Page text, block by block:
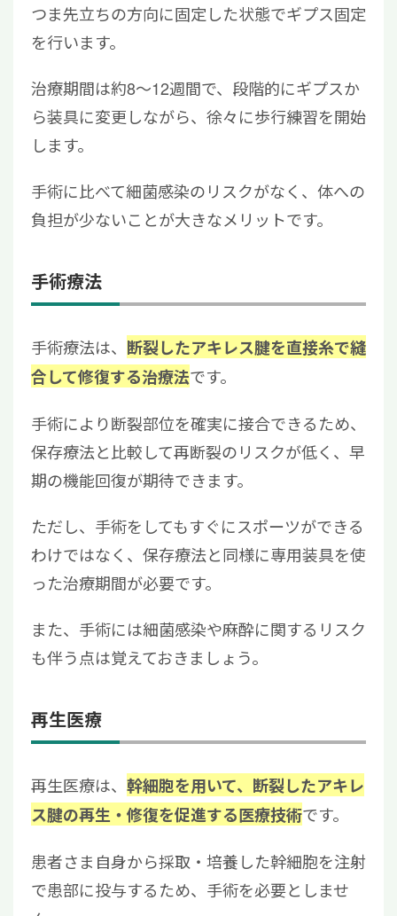
つま先立ちの方向に固定した状態でギプス固定
を行います。
治療期間は約8～12週間で、段階的にギプスか
ら装具に変更しながら、徐々に歩行練習を開始
します。
手術に比べて細菌感染のリスクがなく、体への
負担が少ないことが大きなメリットです。
手術療法
手術療法は、 断裂したアキレス腱を直接糸で縫
合して修復する治療法です。
手術により断裂部位を確実に接合できるため、
保存療法と比較して再断裂のリスクが低く、早
期の機能回復が期待できます。
ただし、手術をしてもすぐにスポーツができる
わけではなく、保存療法と同様に専用装具を使
った治療期間が必要です。
また、手術には細菌感染や麻酔に関するリスク
も伴う点は覚えておきましょう。
再生医療
再生医療は、 幹細胞を用いて、断裂したアキレ
ス腱の再生・修復を促進する医療技術です。
患者さま自身から採取・培養した幹細胞を注射
で患部に投与するため、手術を必要としませ